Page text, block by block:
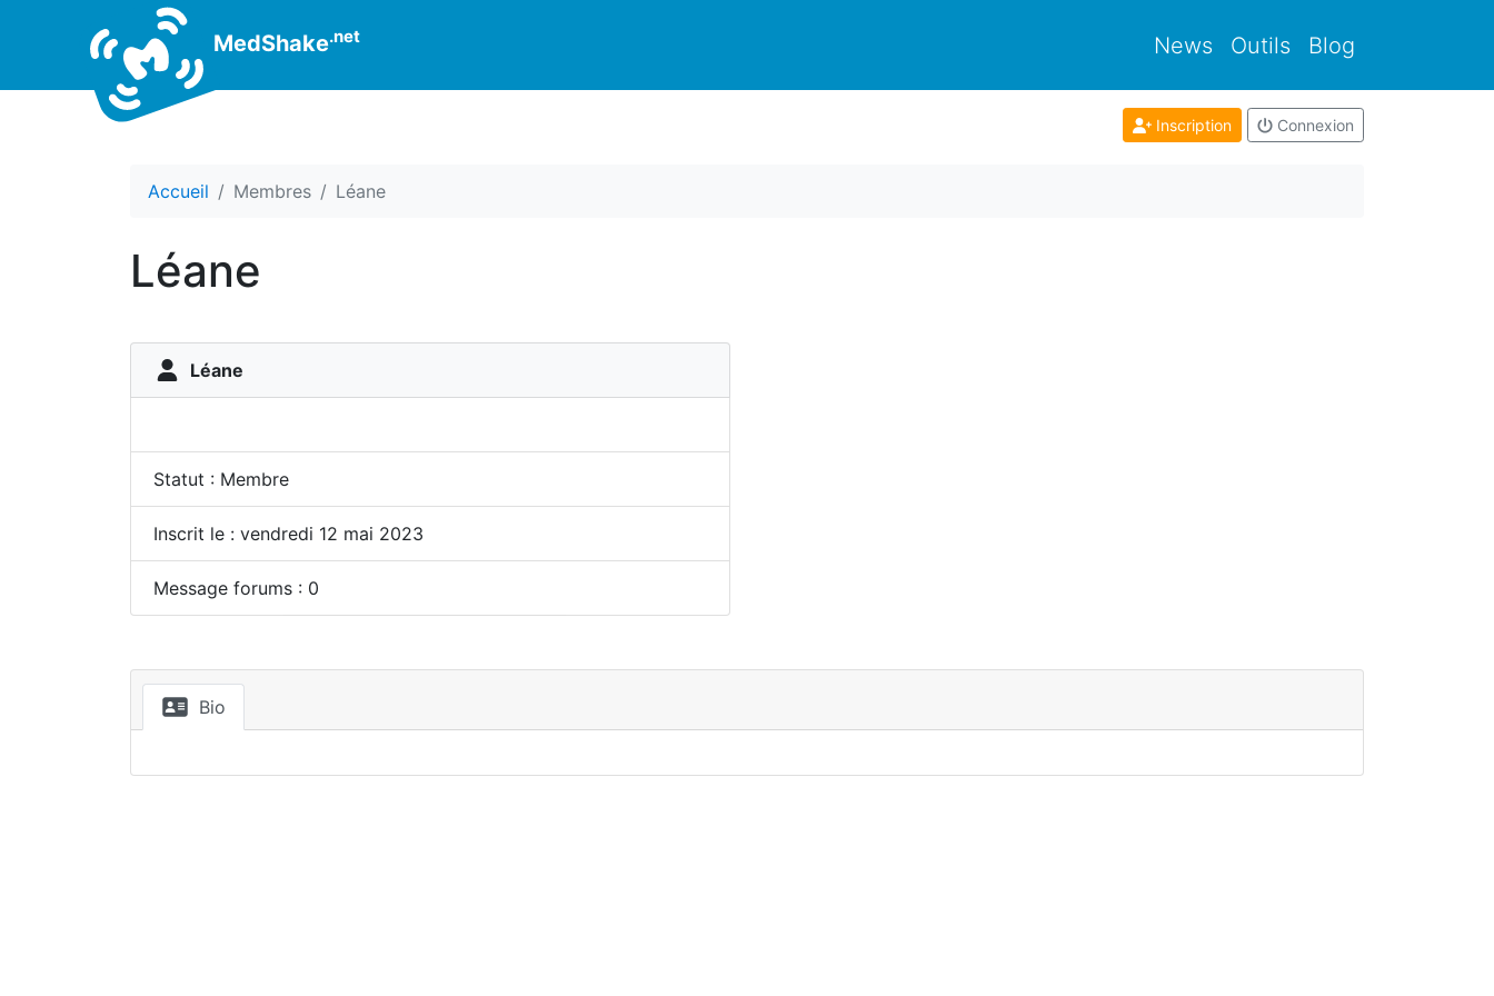
MedShake.net News Outils Blog
Inscription Connexion
Accueil Membres Léane
Léane
Léane
Statut : Membre
Inscrit le : vendredi 12 mai 2023
Message forums : 0
Bio